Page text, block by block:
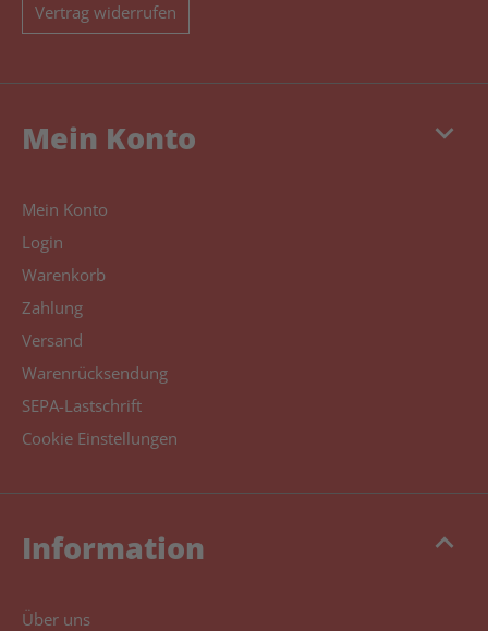
Vertrag widerrufen
keyboard_arrow_down
Mein Konto
Mein Konto
Login
Warenkorb
Zahlung
Versand
Warenrücksendung
SEPA-Lastschrift
Cookie Einstellungen
keyboard_arrow_up
Information
Über uns